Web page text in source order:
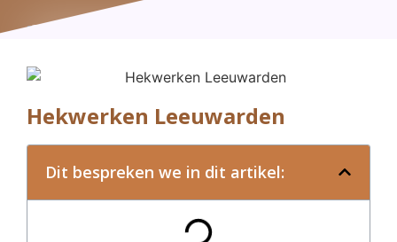
Hekwerken Leeuwarden
Dit bespreken we in dit artikel: